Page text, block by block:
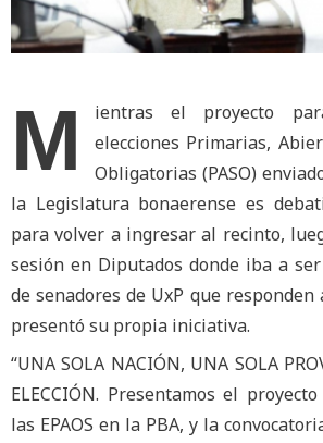
M
ientras el proyecto
elecciones Primarias,
Obligatorias (PASO)
la Legislatura bonaerense es
para volver a ingresar al recinto,
sesión en Diputados donde iba a
de senadores de UxP que
presentó su propia iniciativa.
“UNA SOLA NACIÓN, UNA SOLA
ELECCIÓN. Presentamos el
las EPAOS en la PBA, y la